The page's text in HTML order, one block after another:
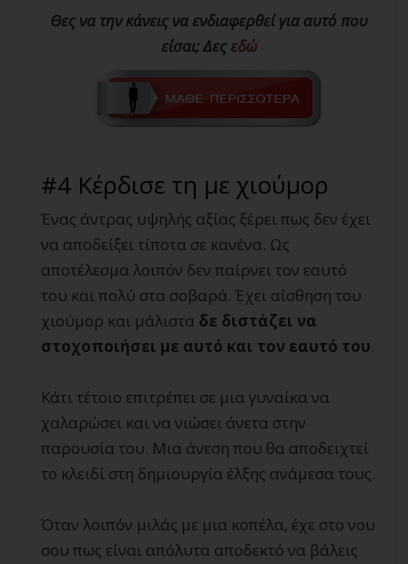
Θες να την κάνεις να ενδιαφερθεί για αυτό που
είσαι;Δες εδώ
#4 Κέρδισε τη με χιούμορ
Ένας άντρας υψηλής αξίας ξέρει πως δεν έχει
να αποδείξει τίποτα σε κανένα. Ως
αποτέλεσμα λοιπόν δεν παίρνει τον εαυτό
του και πολύ στα σοβαρά. Έχει αίσθηση του
χιούμορ και μάλιστα δε διστάζει να
στοχοποιήσει με αυτό και τον εαυτό του.
Κάτι τέτοιο επιτρέπει σε μια γυναίκα να
χαλαρώσει και να νιώσει άνετα στην
παρουσία του. Μια άνεση που θα αποδειχτεί
το κλειδί στη δημιουργία έλξης ανάμεσα τους.
Όταν λοιπόν μιλάς με μια κοπέλα, έχε στο νου
σου πως είναι απόλυτα αποδεκτό να βάλεις